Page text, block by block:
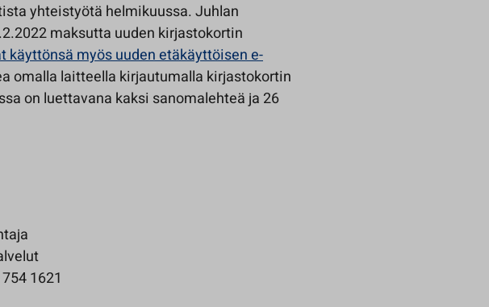
yhteistyötä helmikuussa. Juhlan
maksutta uuden kirjastokortin
käyttönsä myös uuden etäkäyttöisen e-
omalla laitteella kirjautumalla kirjastokortin
on luettavana kaksi sanomalehteä ja 26
1621